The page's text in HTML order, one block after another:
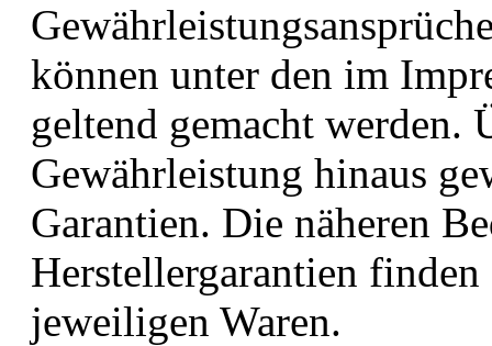
können unter den im
geltend gemacht werden.
Gewährleistung hinaus
Garantien. Die näheren
Herstellergarantien
jeweiligen Waren.